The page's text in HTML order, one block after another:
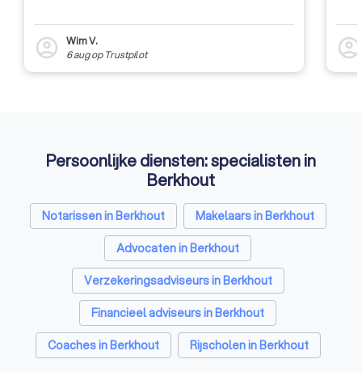
account_circle
Wim V.
6 augop Trustpilot account_circle
Persoonlijke diensten: specialisten in
Berkhout
Notarissen in Berkhout
Makelaars in Berkhout
Advocaten in Berkhout
Verzekeringsadviseurs in Berkhout
Financieel adviseurs in Berkhout
Coaches in Berkhout
Rijscholen in Berkhout